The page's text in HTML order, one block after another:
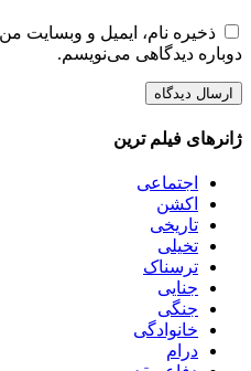
ذخیره نام، ایمیل و وبسایت
دوباره دیدگاهی می‌نویسم.
ژانرهای فیلم ترین
اجتماعی
اکشن
تاریخی
تخیلی
ترسناک
جنایی
جنگی
خانوادگی
درام